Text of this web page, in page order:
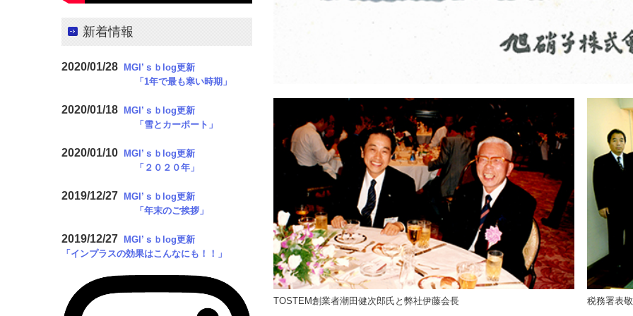
新着情報
2020/01/28
MGI’ｓｂlog更新
「1年で最も寒い時期 」
2020/01/18
MGI’ｓｂlog更新
「雪とカーポート 」
2020/01/10
MGI’ｓｂlog更新
「２０２０年 」
2019/12/27
MGI’ｓｂlog更新
「年末のご挨拶 」
2019/12/27
MGI’ｓｂlog更新
「インプラスの効果はこんなにも！！ 」
TOSTEM創業者潮田健次郎氏と弊社伊藤会長 税務署表